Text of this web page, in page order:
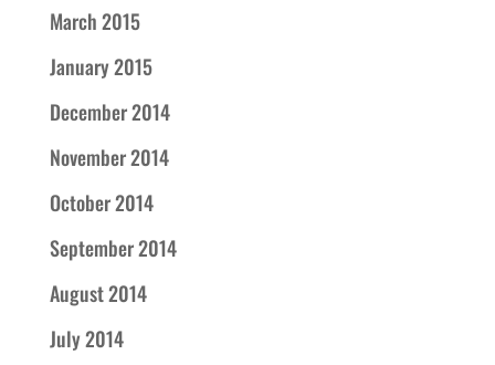
March 2015
January 2015
December 2014
November 2014
October 2014
September 2014
August 2014
July 2014